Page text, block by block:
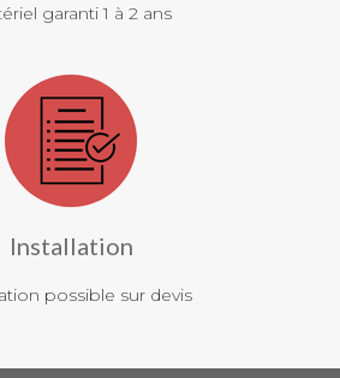
garanti 1 à 2 ans
Installation
possible sur devis